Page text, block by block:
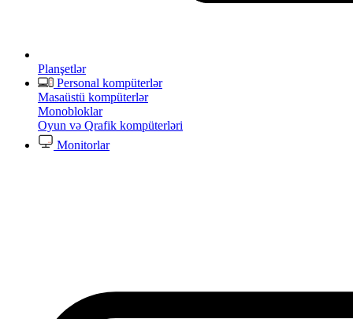
Planşetlər
Personal kompüterlər
Masaüstü kompüterlər
Monobloklar
Oyun və Qrafik kompüterləri
Monitorlar